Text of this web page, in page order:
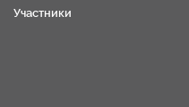
Участники